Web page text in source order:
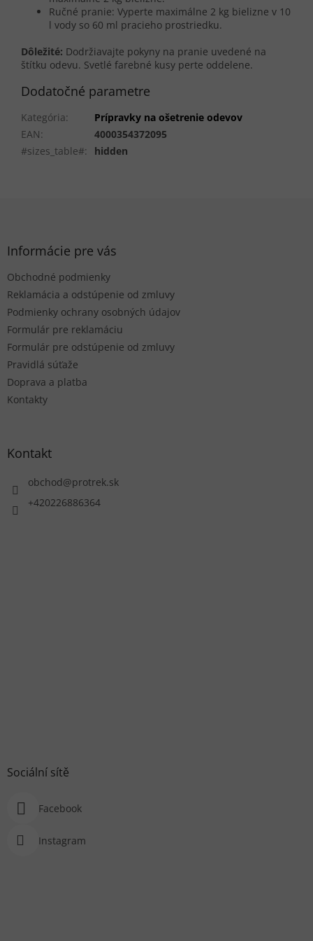
Ručné pranie: Vyperte maximálne 2 kg bielizne v 10
l vody so 60 ml pracieho prostriedku.
Dôležité: Dodržiavajte pokyny na pranie uvedené na
štítku odevu. Svetlé farebné kusy perte oddelene.
Dodatočné parametre
Kategória:
Prípravky na ošetrenie odevov
EAN:
4000354372095
#sizes_table#: hidden
Informácie pre vás
Obchodné podmienky
Reklamácia a odstúpenie od zmluvy
Podmienky ochrany osobných údajov
Formulár pre reklamáciu
Formulár pre odstúpenie od zmluvy
Pravidlá súťaže
Doprava a platba
Kontakty
Kontakt
obchod@protrek.sk
+420226886364
Sociální sítě
Facebook
Instagram